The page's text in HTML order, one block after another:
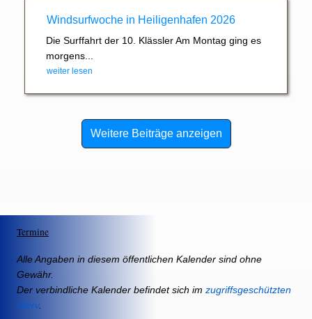
Windsurfwoche in Heiligenhafen 2026
Die Surffahrt der 10. Klässler Am Montag ging es
morgens...
weiter lesen
Weitere Beiträge anzeigen
Termine
Alle Angaben in diesem öffentlichen Kalender sind ohne
Gewähr.
Der verbindliche Kalender befindet sich im zugriffsgeschützten
IServ.